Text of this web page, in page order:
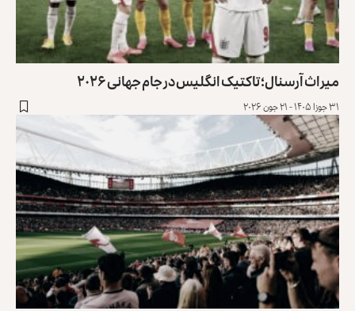
میراث آرسنال؛ تاکتیک انگلیس در جام جهانی ۲۰۲۶
۳۱ جوزا ۱۴۰۵ - ۲۱ جون ۲۰۲۶